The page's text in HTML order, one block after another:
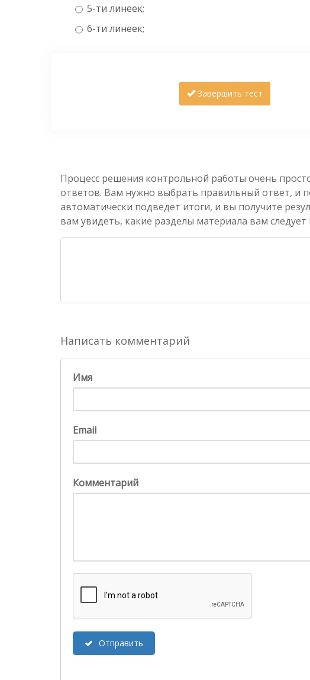
5-ти линеек;
6-ти линеек;
Завершить тест
Процесс решения контрольной работы очень
ответов. Вам нужно выбрать правильный ответ, и
автоматически подведет итоги, и вы получите
вам увидеть, какие разделы материала вам
Написать комментарий
Имя
Email
Комментарий
Отправить